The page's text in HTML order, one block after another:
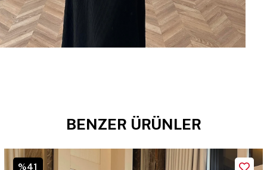
BENZER ÜRÜNLER
%41